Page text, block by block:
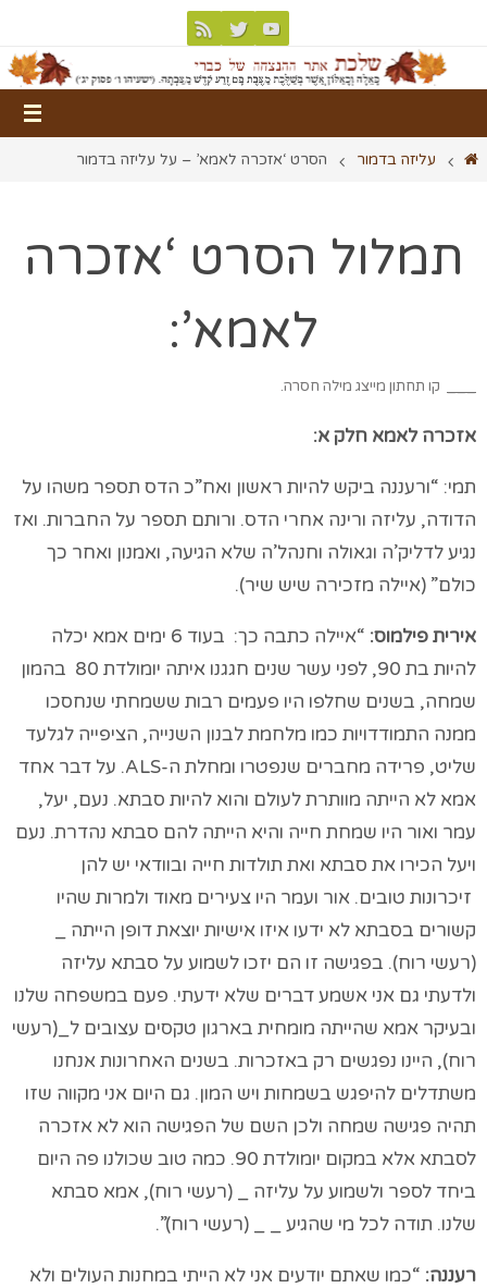
עליזה בדמור הסרט ‘אזכרה לאמא’ – על עליזה בדמור
תמלול הסרט ‘אזכרה
לאמא’:
קו תחתון מייצג מילה חסרה.
אזכרה לאמא חלק א:
תמי: “ורעננה ביקש להיות ראשון ואח”כ הדס תספר משהו על
הדודה, עליזה ורינה אחרי הדס. ורותם תספר על החברות. ואז
נגיע לדליק’ה וגאולה וחנהל’ה שלא הגיעה, ואמנון ואחר כך
כולם” (איילה מזכירה שיש שיר).
אירית פילמוס:
“איילה כתבה כך: בעוד 6 ימים אמא יכלה
להיות בת 90, לפני עשר שנים חגגנו איתה יומולדת 80 בהמון
שמחה, בשנים שחלפו היו פעמים רבות ששמחתי שנחסכו
ממנה התמודדויות כמו מלחמת לבנון השנייה, הציפייה לגלעד
שליט, פרידה מחברים שנפטרו ומחלת ה-ALS. על דבר אחד
אמא לא הייתה מוותרת לעולם והוא להיות סבתא. נעם, יעל,
עמר ואור היו שמחת חייה והיא הייתה להם סבתא נהדרת. נעם
ויעל הכירו את סבתא ואת תולדות חייה ובוודאי יש להן
זיכרונות טובים. אור ועמר היו צעירים מאוד ולמרות שהיו
קשורים בסבתא לא ידעו איזו אישיות יוצאת דופן הייתה _
(רעשי רוח). בפגישה זו הם יזכו לשמוע על סבתא עליזה
ולדעתי גם אני אשמע דברים שלא ידעתי. פעם במשפחה שלנו
ובעיקר אמא שהייתה מומחית בארגון טקסים עצובים ל_(רעשי
רוח), היינו נפגשים רק באזכרות. בשנים האחרונות אנחנו
משתדלים להיפגש בשמחות ויש המון. גם היום אני מקווה שזו
תהיה פגישה שמחה ולכן השם של הפגישה הוא לא אזכרה
לסבתא אלא במקום יומולדת 90. כמה טוב שכולנו פה היום
ביחד לספר ולשמוע על עליזה _ (רעשי רוח), אמא סבתא
שלנו. תודה לכל מי שהגיע _ _ (רעשי רוח)”.
רעננה: “כמו שאתם יודעים אני לא הייתי במחנות העולים ולא